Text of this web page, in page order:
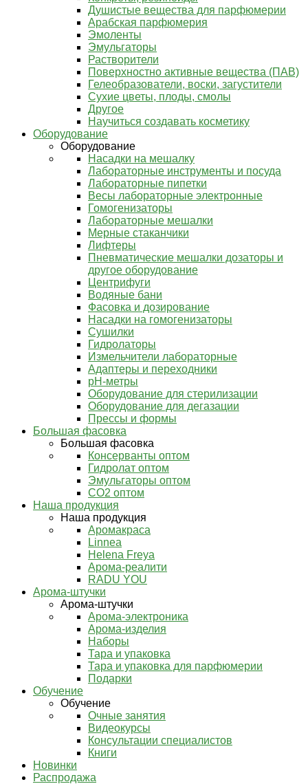
Душистые вещества для парфюмерии
Арабская парфюмерия
Эмоленты
Эмульгаторы
Растворители
Поверхностно активные вещества (ПАВ)
Гелеобразователи, воски, загустители
Сухие цветы, плоды, смолы
Другое
Научиться создавать косметику
Оборудование
Оборудование
Насадки на мешалку
Лабораторные инструменты и посуда
Лабораторные пипетки
Весы лабораторные электронные
Гомогенизаторы
Лабораторные мешалки
Мерные стаканчики
Лифтеры
Пневматические мешалки дозаторы и
другое оборудование
Центрифуги
Водяные бани
Фасовка и дозирование
Насадки на гомогенизаторы
Сушилки
Гидролаторы
Измельчители лабораторные
Адаптеры и переходники
pH-метры
Оборудование для стерилизации
Оборудование для дегазации
Прессы и формы
Большая фасовка
Большая фасовка
Консерванты оптом
Гидролат оптом
Эмульгаторы оптом
СО2 оптом
Наша продукция
Наша продукция
Аромакраса
Linnea
Helena Freya
Арома-реалити
RADU YOU
Арома-штучки
Арома-штучки
Арома-электроника
Арома-изделия
Наборы
Тара и упаковка
Тара и упаковка для парфюмерии
Подарки
Обучение
Обучение
Очные занятия
Видеокурсы
Консультации специалистов
Книги
Новинки
Распродажа